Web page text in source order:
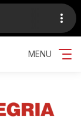
MENU